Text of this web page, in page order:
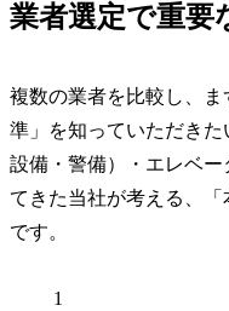
業者選定で重要
複数の業者を比較し、
準」を知っていただき
設備・警備）・エレベ
てきた当社が考える、
です。
1